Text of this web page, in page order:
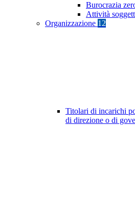
Burocrazia
Attività
Organizzazione 12
Titolari di incarichi
di direzione o di